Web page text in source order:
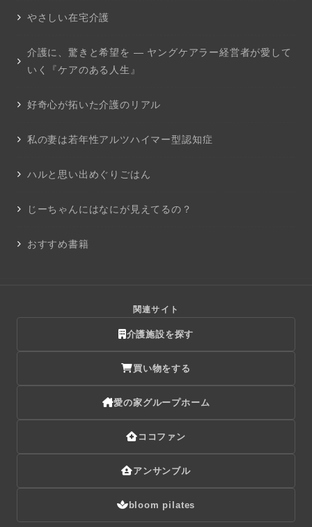
やさしい在宅介護
介護に、驚きと希望を ― ヤングケアラー経営者が愛して
いく『ケアのある人生』
好奇心が拓いた介護のリアル
私の妻は若年性アルツハイマー型認知症
ハルと思い出めぐりごはん
じーちゃんにはなにが見えてるの？
おすすめ書籍
関連サイト
介護施設を探す
買い物をする
愛の家グループホーム
ココファン
アンサンブル
bloom pilates